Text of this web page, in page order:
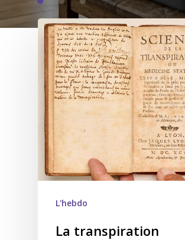
L'hebdo
La transpiration